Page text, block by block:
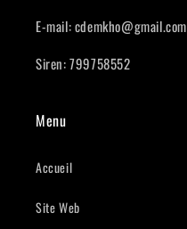
E-mail: cdemkho@gmail.com
Siren: 799758552
Menu
Accueil
Site Web